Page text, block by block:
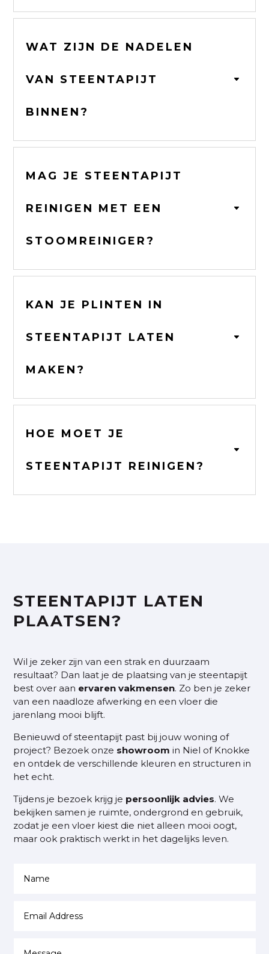
WAT ZIJN DE NADELEN
VAN STEENTAPIJT
BINNEN?
MAG JE STEENTAPIJT
REINIGEN MET EEN
STOOMREINIGER?
KAN JE PLINTEN IN
STEENTAPIJT LATEN
MAKEN?
HOE MOET JE
STEENTAPIJT REINIGEN?
STEENTAPIJT LATEN
PLAATSEN?
Wil je zeker zijn van een strak en duurzaam
resultaat? Dan laat je de plaatsing van je steentapijt
best over aan ervaren vakmensen. Zo ben je zeker
van een naadloze afwerking en een vloer die
jarenlang mooi blijft.
Benieuwd of steentapijt past bij jouw woning of
project? Bezoek onze showroom in Niel of Knokke
en ontdek de verschillende kleuren en structuren in
het echt.
Tijdens je bezoek krijg je persoonlijk advies. We
bekijken samen je ruimte, ondergrond en gebruik,
zodat je een vloer kiest die niet alleen mooi oogt,
maar ook praktisch werkt in het dagelijks leven.